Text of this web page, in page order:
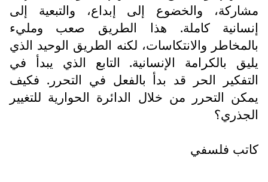
مشاركة، والخضوع إلى إبداع، والتبعية إلى
إنسانية كاملة. هذا الطريق صعب ومليء
بالمخاطر والانتكاسات، لكنه الطريق الوحيد الذي
يليق بالكرامة الإنسانية. التابع الذي يبدأ في
التفكير الحر قد بدأ بالفعل في التحرر. فكيف
يمكن التحرر من خلال الدائرة الحوارية للتغيير
الجذري؟
كاتب فلسفي